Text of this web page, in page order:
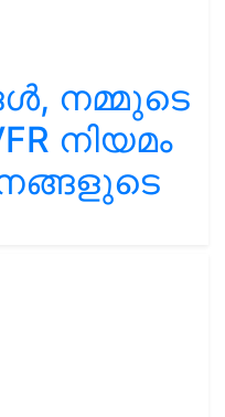
നമ്മുടെ
നിയമം